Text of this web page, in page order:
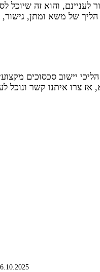
והוא זה שיוכל
הליך של משא ומתן, גישור,
יישוב סכסוכים
אז צרו איתנו קשר ונוכל